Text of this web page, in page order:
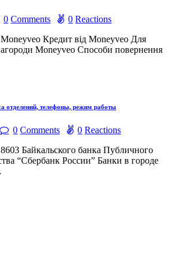
0 Comments 0 Reactions
Кредит від Moneyveo Для
Moneyveo Способи повернення
отделений, телефоны, режим работы
0 Comments 0 Reactions
Байкальского банка Публичного
“Сбербанк России” Банки в городе